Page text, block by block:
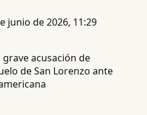
junio de 2026, 11:29